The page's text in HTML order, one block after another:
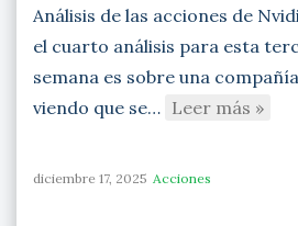
Análisis de las acciones de
el cuarto análisis para esta
semana es sobre una
viendo que se… Leer más »
diciembre 17, 2025 Acciones